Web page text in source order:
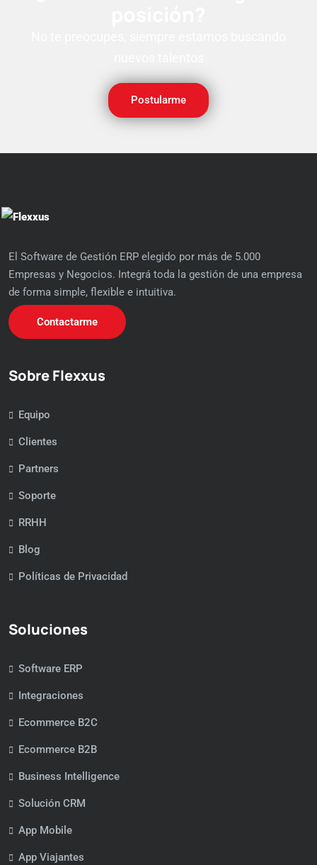
Postularme
El Software de Gestión ERP elegido por más de 5.000
Empresas y Negocios. Integrá toda la gestión de una empresa
de forma simple, flexible e intuitiva.
Contactarme
Sobre Flexxus
Equipo
Clientes
Partners
Soporte
RRHH
Blog
Políticas de Privacidad
Soluciones
Software ERP
Integraciones
Ecommerce B2C
Ecommerce B2B
Business Intelligence
Solución CRM
App Mobile
App Viajantes